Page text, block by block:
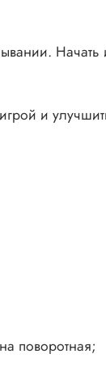
и
поворотная;